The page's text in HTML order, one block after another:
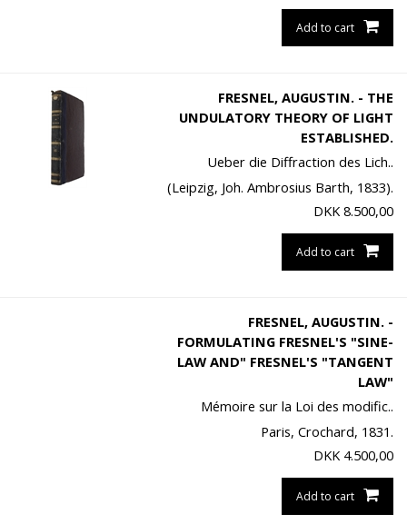
Add to cart
FRESNEL, AUGUSTIN. - THE
UNDULATORY THEORY OF LIGHT
ESTABLISHED.
Ueber die Diffraction des Lich..
(Leipzig, Joh. Ambrosius Barth, 1833).
DKK 8.500,00
Add to cart
FRESNEL, AUGUSTIN. -
FORMULATING FRESNEL'S "SINE-
LAW AND" FRESNEL'S "TANGENT
LAW"
Mémoire sur la Loi des modific..
Paris, Crochard, 1831.
DKK 4.500,00
Add to cart